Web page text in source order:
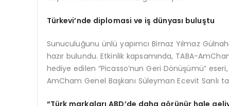
Türkevi’nde diplomasi ve iş dünyası buluştu
Sunuculuğunu ünlü yapımcı Birnaz Yılmaz
hazır bulundu. Etkinlik kapsamında, TABA-
hediye edilen “Picasso’nun Geri Dönüşümü”
AmCham Genel Başkanı Süleyman Ecevit Sanlı
“Türk markaları ABD’de daha görünür hale